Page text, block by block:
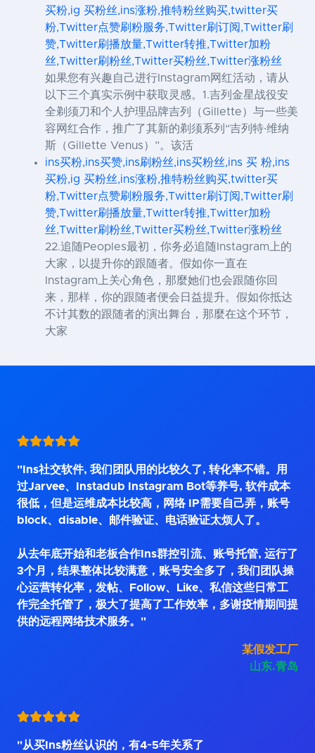
买粉,ig 买粉丝,ins涨粉,推特粉丝购买,twitter买
粉,Twitter点赞刷粉服务,Twitter刷订阅,Twitter刷
赞,Twitter刷播放量,Twitter转推,Twitter加粉
丝,Twitter刷粉丝,Twitter买粉丝,Twitter涨粉丝
如果您有兴趣自己进行Instagram网红活动，请从
以下三个真实示例中获取灵感。1.吉列金星战役安
全剃须刀和个人护理品牌吉列（Gillette）与一些美
容网红合作，推广了其新的剃须系列“吉列特·维纳
斯（Gillette Venus）”。该活
ins买粉,ins买赞,ins刷粉丝,ins买粉丝,ins 买 粉,ins
买粉,ig 买粉丝,ins涨粉,推特粉丝购买,twitter买
粉,Twitter点赞刷粉服务,Twitter刷订阅,Twitter刷
赞,Twitter刷播放量,Twitter转推,Twitter加粉
丝,Twitter刷粉丝,Twitter买粉丝,Twitter涨粉丝
22.追随Peoples最初，你务必追随Instagram上的
大家，以提升你的跟随者。假如你一直在
Instagram上关心角色，那麼她们也会跟随你回
来，那样，你的跟随者便会日益提升。假如你抵达
不计其数的跟随者的演出舞台，那麼在这个环节，
大家
"Ins社交软件, 我们团队用的比较久了, 转化率不错。用
过Jarvee、Instadub Instagram Bot等养号, 软件成本
很低，但是运维成本比较高，网络 IP需要自己弄，账号
block、disable、邮件验证、电话验证太烦人了。
从去年底开始和老板合作Ins群控引流、账号托管, 运行了
3个月，结果整体比较满意，账号安全多了，我们团队操
心运营转化率，发帖、Follow、Like、私信这些日常工
作完全托管了，极大了提高了工作效率，多谢疫情期间提
供的远程网络技术服务。"
某假发工厂
山东.青岛
"从买Ins粉丝认识的，有4~5年关系了